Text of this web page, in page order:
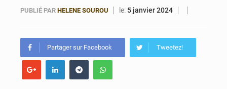
PUBLIÉ PAR HELENE SOUROU le: 5 janvier 2024
Partager sur Facebook Tweetez!